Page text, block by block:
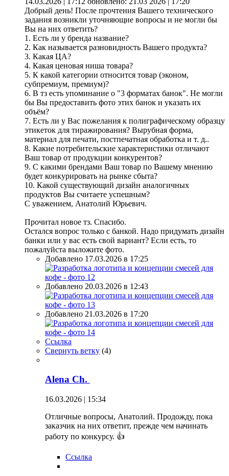
Добрый день! После прочтения Вашего технического
задания возникли уточняющие вопросы и не могли бы
Вы на них ответить?
1. Есть ли у бренда название?
2. Как называется разновидность Вашего продукта?
3. Какая ЦА?
4. Какая ценовая ниша товара?
5. К какой категории относится товар (эконом,
субпремиум, премиум)?
6. В тз есть упоминание о "3 форматах банок". Не могли
бы Вы предоставить фото этих банок и указать их
объём?
7. Есть ли у Вас пожелания к полиграфическому образцу
этикеток для тиражирования? Вырубная форма,
материал для печати, постпечатная обработка и т. д..
8. Какие потребительские характеристики отличают
Ваш товар от продукции конкурентов?
9. С какими брендами Ваш товар по Вашему мнению
будет конкурировать на рынке сбыта?
10. Какой существующий дизайн аналогичных
продуктов Вы считаете успешным?
С уважением, Анатолий Юрьевич.
Прочитал новое тз. Спасибо.
Остался вопрос только с банкой. Надо придумать дизайн
банки или у вас есть свой вариант? Если есть, то
пожалуйста выложите фото.
Добавлено 17.03.2026 в 17:25
Добавлено 20.03.2026 в 12:43
Добавлено 21.03.2026 в 17:20
Ссылка
Свернуть ветку (4)
Alena Ch.
16.03.2026 | 15:34
Отличные вопросы, Анатолий. Продожду, пока
заказчик на них ответит, прежде чем начинать
работу по конкурсу. 👍
Ссылка